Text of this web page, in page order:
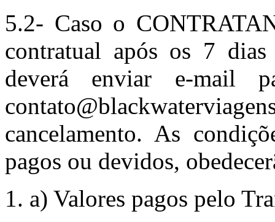
5.2- Caso o
contratual após os 7
deverá enviar e-mail
cancelamento. As
pagos ou devidos,
a) Valores pagos pelo